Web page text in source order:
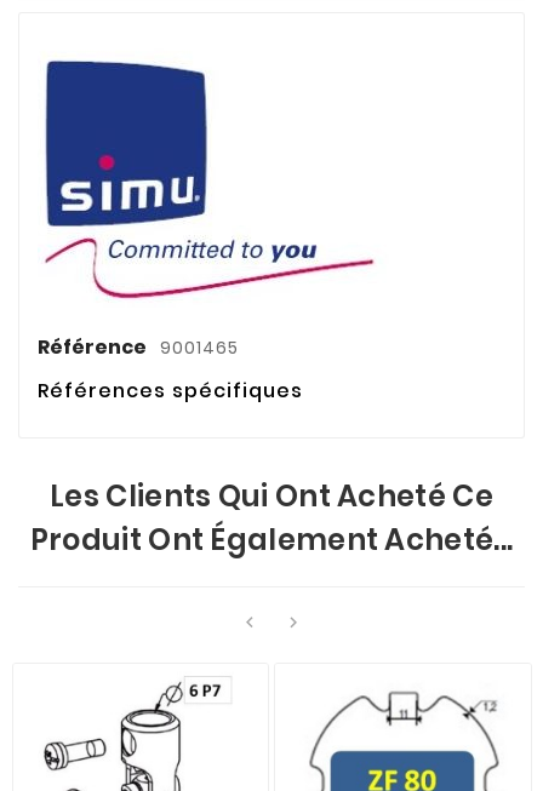
Référence 9001465
Références spécifiques
Les Clients Qui Ont Acheté Ce
Produit Ont Également Acheté...
 